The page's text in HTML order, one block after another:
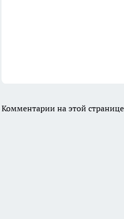
Комментарии на этой